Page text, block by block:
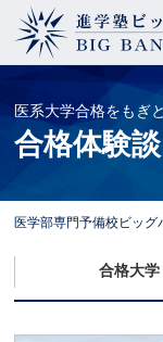
進学塾ビッグバン
医学部専門予備校ビッグ
医系大学合格をもぎ
合格体験談
合格大学